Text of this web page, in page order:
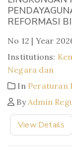
REFORMASI
No 12 | Year
Institutions:
Negara dan
In Peraturan
ByAdmin
View Details